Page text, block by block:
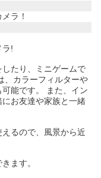
ラ！
ラ!
たり、ミニゲームで
、カラーフィルターや
能です。 また、イン
お友達や家族と一緒
るので、風景から近
ます。